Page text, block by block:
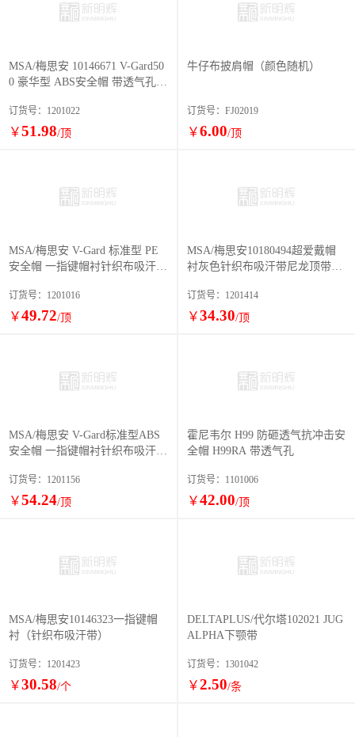
MSA/梅思安 10146671 V-Gard50
0 豪华型 ABS安全帽 带透气孔帽
下颌带
订货号：1201022
￥51.98/顶
牛仔布披肩帽（颜色随机）
订货号：FJ02019
￥6.00/顶
MSA/梅思安 V-Gard 标准型 PE
安全帽 一指键帽衬针织布吸汗带
订货号：1201016
￥49.72/顶
MSA/梅思安10180494超爱戴帽
衬灰色针织布吸汗带尼龙顶带用
订货号：1201414
￥34.30/顶
MSA/梅思安 V-Gard标准型ABS
安全帽 一指键帽衬针织布吸汗带
订货号：1201156
￥54.24/顶
霍尼韦尔 H99 防砸透气抗冲击安
全帽 H99RA 带透气孔
订货号：1101006
￥42.00/顶
MSA/梅思安10146323一指键帽
衬（针织布吸汗带）
订货号：1201423
￥30.58/个
DELTAPLUS/代尔塔102021 JUG
ALPHA下颚带
订货号：1301042
￥2.50/条